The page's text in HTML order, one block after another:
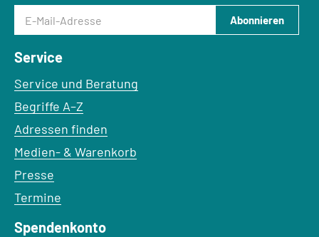
E-Mail-Adresse
Abonnieren
Service
Service und Beratung
Begriffe A–Z
Adressen finden
Medien- & Warenkorb
Presse
Termine
Spendenkonto